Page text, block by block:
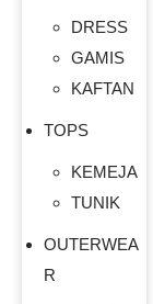
DRESS
GAMIS
KAFTAN
TOPS
KEMEJA
TUNIK
OUTERWEA
R